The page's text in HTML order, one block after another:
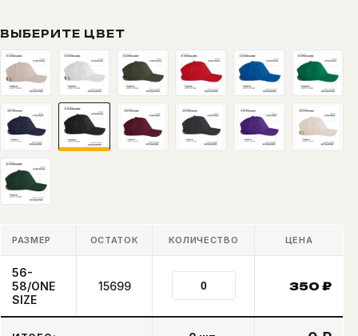
ВЫБЕРИТЕ ЦВЕТ
РАЗМЕР ОСТАТОК КОЛИЧЕСТВО ЦЕНА
56-
58/ONE
SIZE
15699 350 ₽